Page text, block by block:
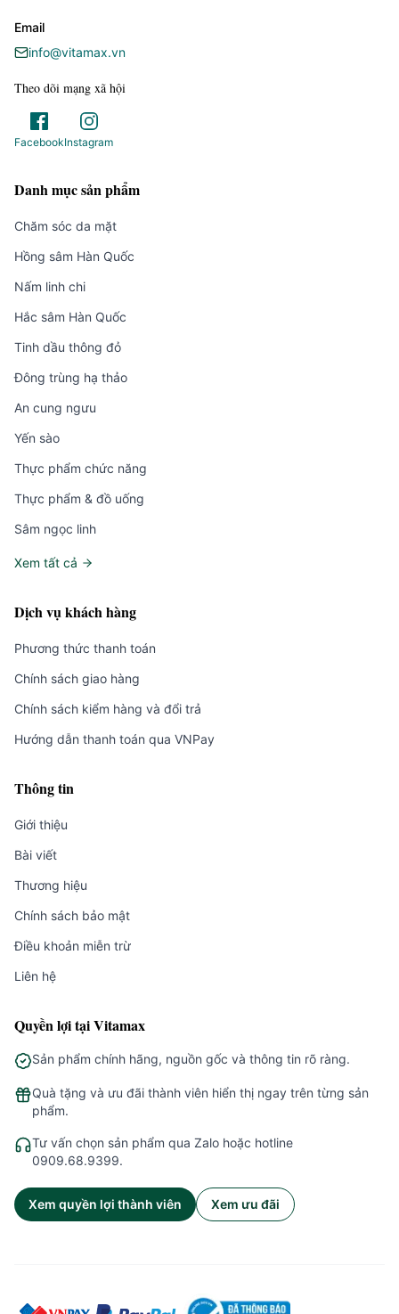
Email
info@vitamax.vn
Theo dõi mạng xã hội
FacebookInstagram
Danh mục sản phẩm
Chăm sóc da mặt
Hồng sâm Hàn Quốc
Nấm linh chi
Hắc sâm Hàn Quốc
Tinh dầu thông đỏ
Đông trùng hạ thảo
An cung ngưu
Yến sào
Thực phẩm chức năng
Thực phẩm & đồ uống
Sâm ngọc linh
Xem tất cả
Dịch vụ khách hàng
Phương thức thanh toán
Chính sách giao hàng
Chính sách kiểm hàng và đổi trả
Hướng dẫn thanh toán qua VNPay
Thông tin
Giới thiệu
Bài viết
Thương hiệu
Chính sách bảo mật
Điều khoản miễn trừ
Liên hệ
Quyền lợi tại Vitamax
Sản phẩm chính hãng, nguồn gốc và thông tin rõ ràng.
Quà tặng và ưu đãi thành viên hiển thị ngay trên từng sản
phẩm.
Tư vấn chọn sản phẩm qua Zalo hoặc hotline
0909.68.9399.
Xem quyền lợi thành viên Xem ưu đãi